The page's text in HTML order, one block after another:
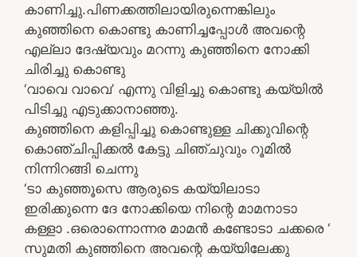
കാണിച്ചു.പിണക്കത്തിലായിരുന്നെങ്കിലും
കുഞ്ഞിനെ കൊണ്ടു കാണിച്ചപ്പോള്‍ അവന്റെ
എല്ലാ ദേഷ്യവും മറന്നു കുഞ്ഞിനെ നോക്കി
ചിരിച്ചു കൊണ്ടു
‘വാവെ വാവെ’ എന്നു വിളിച്ചു കൊണ്ടു കയ്യില്‍
പിടിച്ചു എടുക്കാനാഞ്ഞു.
കുഞ്ഞിനെ കളിപ്പിച്ചു കൊണ്ടുള്ള ചിക്കുവിന്റെ
കൊഞ്ചിപ്പിക്കല്‍ കേട്ടു ചിഞ്ചുവും റൂമില്‍
നിന്നിറങ്ങി ചെന്നു
‘ടാ കുഞ്ഞൂസെ ആരുടെ കയ്യിലാടാ
ഇരിക്കുന്നെ ദേ നോക്കിയെ നിന്റെ മാമനാടാ
കള്ളാ .ഒരൊന്നൊന്നര മാമന്‍ കണ്ടോടാ ചക്കരെ ‘
സുമതി കുഞ്ഞിനെ അവന്റെ കയ്യിലേക്കു